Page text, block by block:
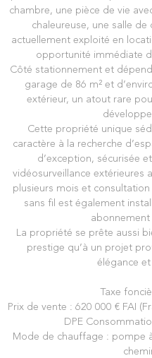
chambre, une pièce de vie
chaleureuse, une salle de
actuellement exploité en
opportunité immédiate
Côté stationnement et
garage de 86 m² et
extérieur, un atout rare
Cette propriété unique
caractère à la recherche
d’exception, sécurisée
vidéosurveillance extérieures
plusieurs mois et
sans fil est également
La propriété se prête aussi
prestige qu’à un projet
élégance
Taxe
Prix de vente : 620 000 € FAI
DPE
Mode de chauffage : pompe